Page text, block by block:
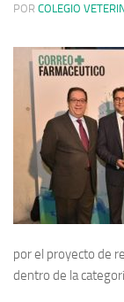
POR COLEGIO
por el proyecto de
dentro de la